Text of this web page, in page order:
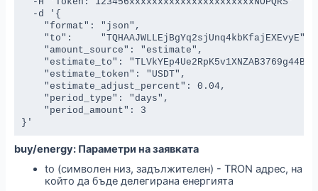
  -d '{
    "format": "json",
    "to":     "TQHAAJWLLEjBgYq2sjUnq4kbKfajEXEvyE",
    "amount_source": "estimate",
"estimate_to":
    "estimate_token": "USDT",
    "estimate_adjust_percent": 0.04,
    "period_type": "days",
    "period_amount": 3
}'
buy/energy: Параметри на заявката
to (символен низ, задължителен) - TRON адрес, на
който да бъде делегирана енергията